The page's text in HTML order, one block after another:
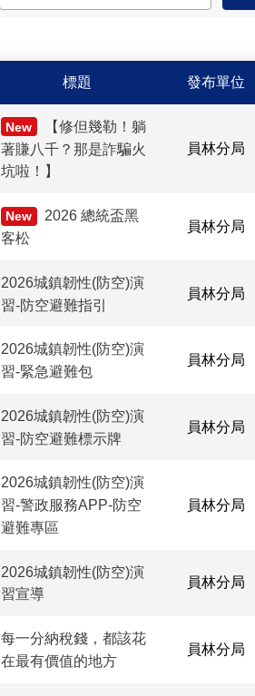
標題 發布單位
New
【修但幾勒！躺
著賺八千？那是詐騙火
坑啦！】
員林分局
New
2026 總統盃黑
客松
員林分局
2026城鎮韌性(防空)演
習-防空避難指引
員林分局
2026城鎮韌性(防空)演
習-緊急避難包
員林分局
2026城鎮韌性(防空)演
習-防空避難標示牌
員林分局
2026城鎮韌性(防空)演
習-警政服務APP-防空
避難專區
員林分局
2026城鎮韌性(防空)演
習宣導
員林分局
每一分納稅錢，都該花
在最有價值的地方
員林分局